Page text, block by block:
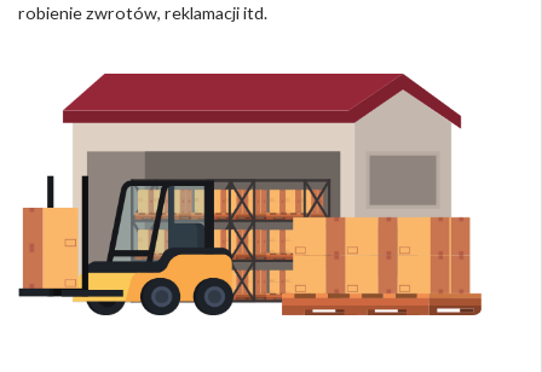
robienie zwrotów, reklamacji itd.